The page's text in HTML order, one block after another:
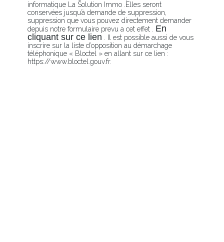
informatique La Solution Immo .Elles seront
conservées jusqu’à demande de suppression,
suppression que vous pouvez directement demander
depuis notre formulaire prevu a cet effet . En
cliquant sur ce lien . Il est possible aussi de vous
inscrire sur la liste d’opposition au démarchage
téléphonique « Bloctel » en allant sur ce lien :
https://www.bloctel.gouv.fr.